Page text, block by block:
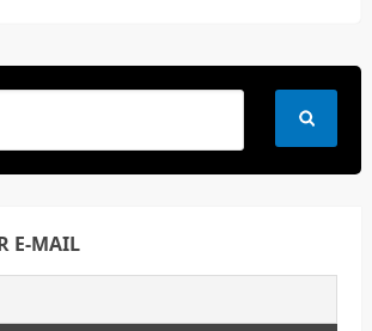
E-MAIL